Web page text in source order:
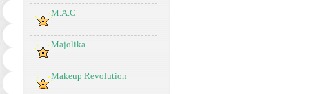
M.A.C
Majolika
Makeup Revolution